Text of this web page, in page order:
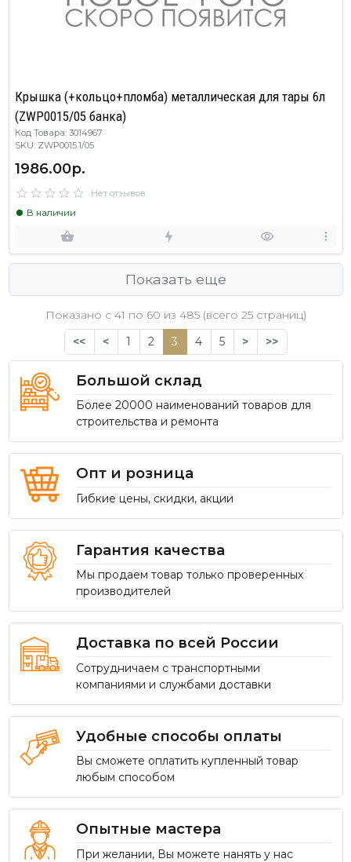
Крышка (+кольцо+пломба) металлическая для тары 6л
(ZWP0015/05 банка)
Код Товара: 3014967
SKU: ZWP0015.1/05
1986.00р.
Нет отзывов
В наличии
Показать еще
Показано с 41 по 60 из 485 (всего 25 страниц)
<<
< 1 2 3 4 5 > >>
Большой склад
Более 20000 наименований товаров для
строительства и ремонта
Опт и розница
Гибкие цены, скидки, акции
Гарантия качества
Мы продаем товар только проверенных
производителей
Доставка по всей России
Сотрудничаем с транспортными
компаниями и службами доставки
Удобные способы оплаты
Вы сможете оплатить купленный товар
любым способом
Опытные мастера
При желании, Вы можете нанять у нас